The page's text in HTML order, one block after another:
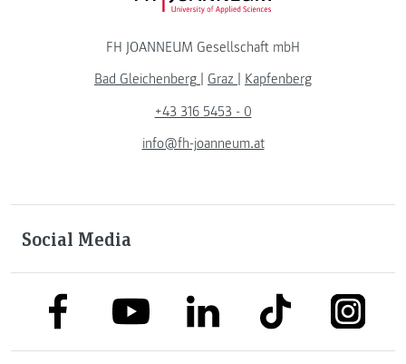
FH JOANNEUM Gesellschaft mbH
Bad Gleichenberg
Graz
Kapfenberg
+43 316 5453 - 0
info@fh-joanneum.at
Social Media
link to facebooklink to youtubelink to linkedinlink to tiktok